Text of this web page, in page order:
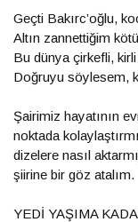
Geçti Bakırc’oğlu,
Altın zannettiğim
Bu dünya çirkefli,
Doğruyu söylesem,
Şairimiz hayatının
noktada
dizelere nasıl
şiirine bir göz atalım.
YEDİ YAŞIMA